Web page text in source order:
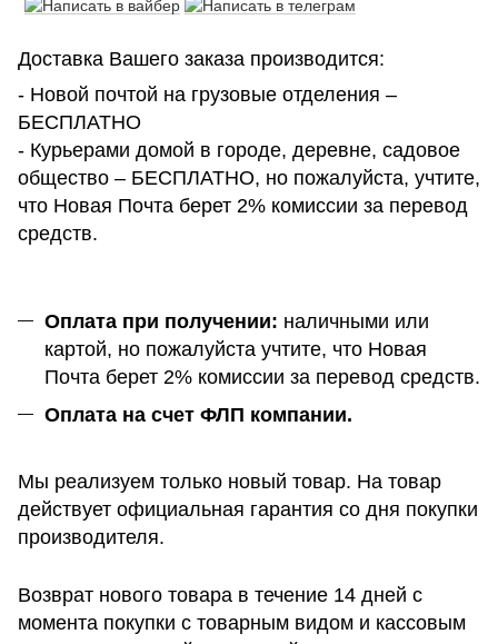
Доставка Вашего заказа производится:
- Новой почтой на грузовые отделения –
БЕСПЛАТНО
- Курьерами домой в городе, деревне, садовое
общество – БЕСПЛАТНО, но пожалуйста, учтите,
что Новая Почта берет 2% комиссии за перевод
средств.
Оплата при получении: наличными или
картой, но пожалуйста учтите, что Новая
Почта берет 2% комиссии за перевод средств.
Оплата на счет ФЛП компании.
Мы реализуем только новый товар. На товар
действует официальная гарантия со дня покупки
производителя.
Возврат нового товара в течение 14 дней с
момента покупки с товарным видом и кассовым